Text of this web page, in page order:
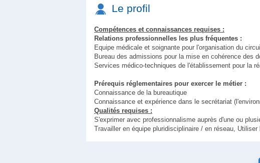
Le profil
Compétences et connaissances requises :
Relations professionnelles les plus fréquentes :
Equipe médicale et soignante pour l'organisation du
Bureau des admissions pour la mise en cohérence des
Services médico-techniques de l'établissement pour la
Prérequis réglementaires pour exercer le métier :
Connaissance de la bureautique
Connaissance et expérience dans le secrétariat
Qualités requises :
S'exprimer avec professionnalisme auprès d'une ou
Travailler en équipe pluridisciplinaire / en réseau,